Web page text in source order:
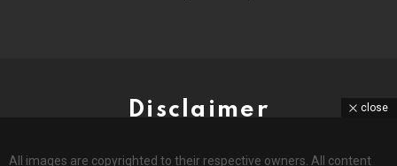
Disclaimer
All images are copyrighted to their respective owners. All content
close